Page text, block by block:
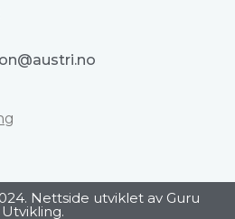
Nettside utviklet av Guru
Utvikling.